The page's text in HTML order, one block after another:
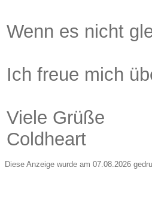
Wenn es nicht
Ich freue mich
Viele Grüße
Coldheart
Diese Anzeige wurde am 07.08.2026